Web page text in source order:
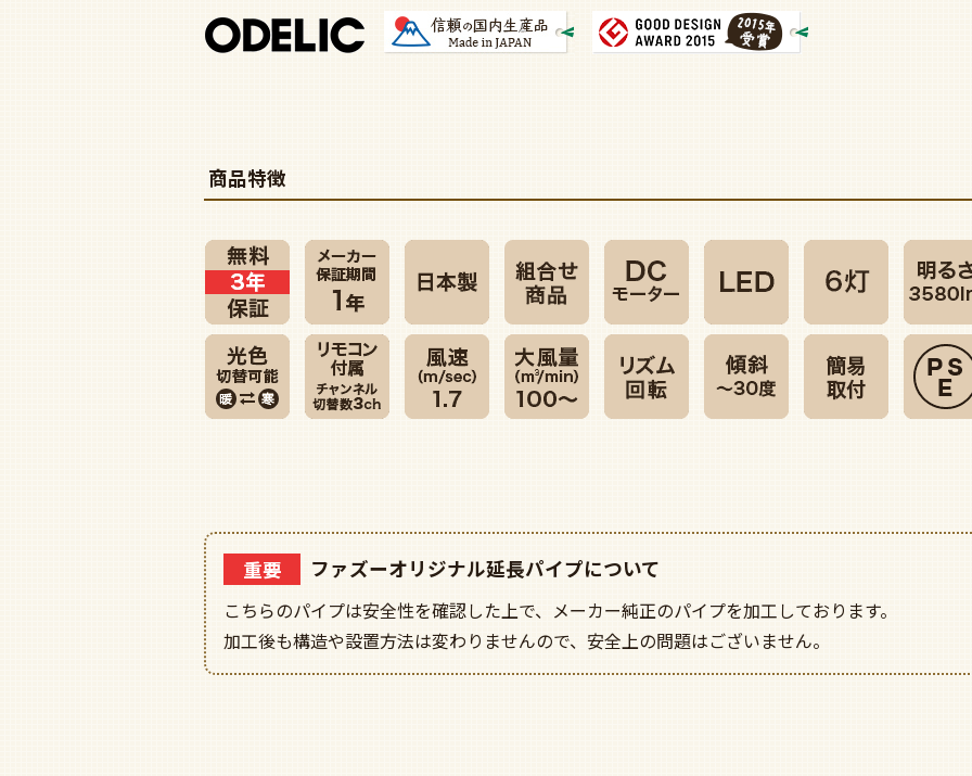
商品特徴
重要 ファズーオリジナル延長パイプについて
こちらのパイプは安全性を確認した上で、メーカー純正のパイプを加工しております。
加工後も構造や設置方法は変わりませんので、安全上の問題はございません。